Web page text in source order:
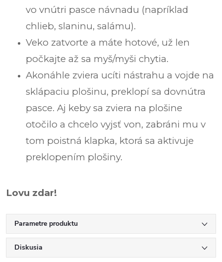
vo vnútri pasce návnadu (napríklad
chlieb, slaninu, salámu).
Veko zatvorte a máte hotové, už len
počkajte až sa myš/myši chytia.
Akonáhle zviera ucíti nástrahu a vojde na
sklápaciu plošinu, preklopí sa dovnútra
pasce. Aj keby sa zviera na plošine
otočilo a chcelo vyjsť von, zabráni mu v
tom poistná klapka, ktorá sa aktivuje
preklopením plošiny.
Lovu zdar!
Parametre produktu
Diskusia